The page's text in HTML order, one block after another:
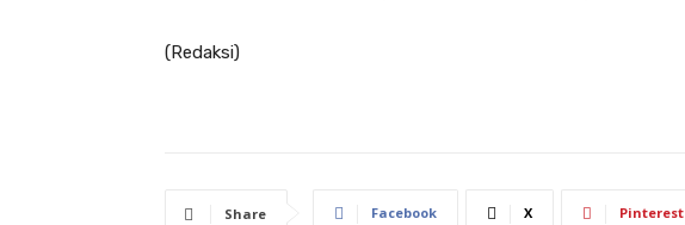
(Redaksi)
Share Facebook X Pinterest